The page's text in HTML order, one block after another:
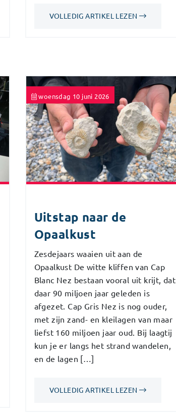
VOLLEDIG ARTIKEL LEZEN
woensdag 10 juni 2026
Uitstap naar de
Opaalkust
Zesdejaars waaien uit aan de
Opaalkust De witte kliffen van Cap
Blanc Nez bestaan vooral uit krijt, dat
daar 90 miljoen jaar geleden is
afgezet. Cap Gris Nez is nog ouder,
met zijn zand- en kleilagen van maar
liefst 160 miljoen jaar oud. Bij laagtij
kun je er langs het strand wandelen,
en de lagen […]
VOLLEDIG ARTIKEL LEZEN